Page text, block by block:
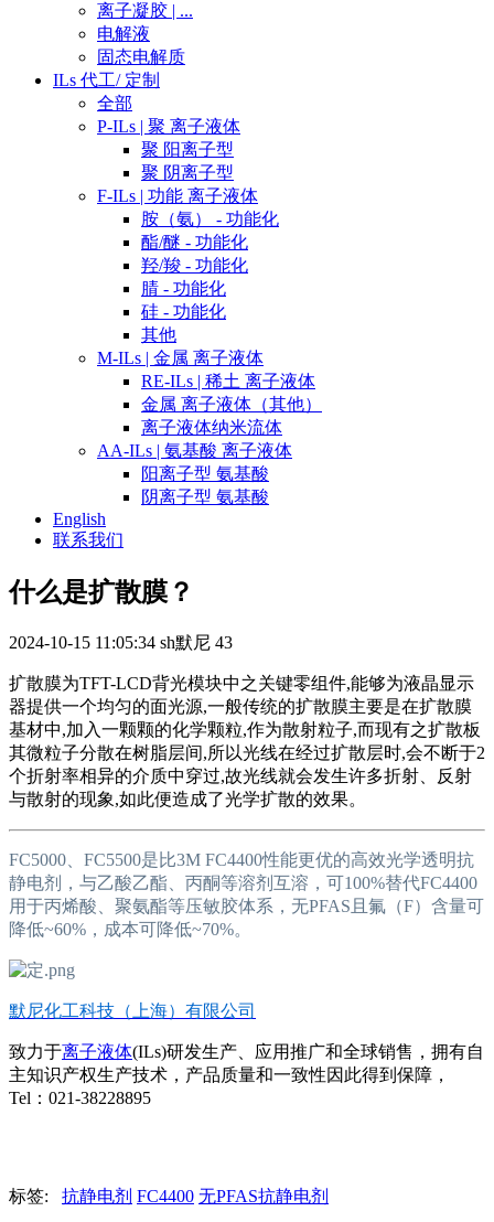
离子凝胶 | ...
电解液
固态电解质
ILs 代工/ 定制
全部
P-ILs | 聚 离子液体
聚 阳离子型
聚 阴离子型
F-ILs | 功能 离子液体
胺（氨） - 功能化
酯/醚 - 功能化
羟/羧 - 功能化
腈 - 功能化
硅 - 功能化
其他
M-ILs | 金属 离子液体
RE-ILs | 稀土 离子液体
金属 离子液体（其他）
离子液体纳米流体
AA-ILs | 氨基酸 离子液体
阳离子型 氨基酸
阴离子型 氨基酸
English
联系我们
什么是扩散膜？
2024-10-15 11:05:34 sh默尼 43
扩散膜为TFT-LCD背光模块中之关键零组件,能够为液晶显示
器提供一个均匀的面光源,一般传统的扩散膜主要是在扩散膜
基材中,加入一颗颗的化学颗粒,作为散射粒子,而现有之扩散板
其微粒子分散在树脂层间,所以光线在经过扩散层时,会不断于2
个折射率相异的介质中穿过,故光线就会发生许多折射、反射
与散射的现象,如此便造成了光学扩散的效果。
FC5000、FC5500是比3M FC4400性能更优的高效光学透明抗
静电剂，与乙酸乙酯、丙酮等溶剂互溶，可100%替代FC4400
用于丙烯酸、聚氨酯等压敏胶体系，无PFAS且氟（F）含量可
降低~60%，成本可降低~70%。
默尼化工科技（上海）有限公司
致力于离子液体(ILs)研发生产、应用推广和全球销售，拥有自
主知识产权生产技术，产品质量和一致性因此得到保障，
Tel：021-38228895
标签: 抗静电剂 FC4400 无PFAS抗静电剂